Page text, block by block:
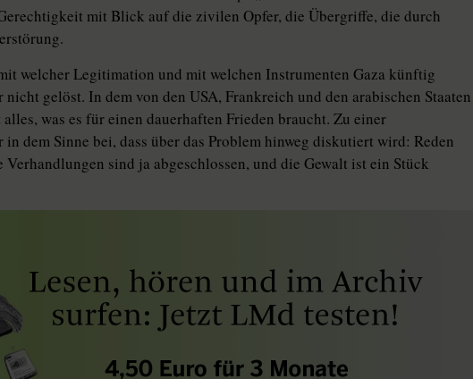
mit Blick auf die zivilen Opfer, die Übergriffe, die durch
welcher Legitimation und mit welchen Instrumenten Gaza künftig
gelöst. In dem von den USA, Frankreich und den arabischen Staaten
was es für einen dauerhaften Frieden braucht. Zu einer
dem Sinne bei, dass über das Problem hinweg diskutiert wird: Reden
Verhandlungen sind ja abgeschlossen, und die Gewalt ist ein Stück